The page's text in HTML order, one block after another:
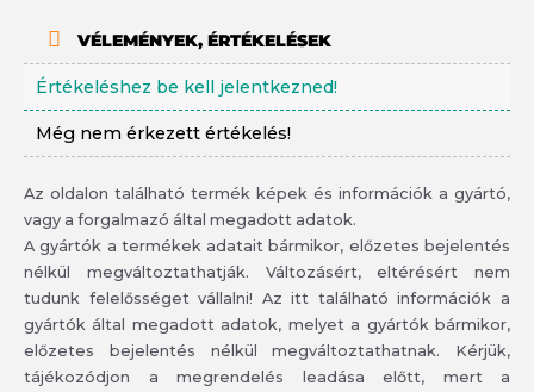
VÉLEMÉNYEK, ÉRTÉKELÉSEK
Értékeléshez be kell jelentkezned!
Még nem érkezett értékelés!
Az oldalon található termék képek és információk a gyártó,
vagy a forgalmazó által megadott adatok.
A gyártók a termékek adatait bármikor, előzetes bejelentés
nélkül megváltoztathatják. Változásért, eltérésért nem
tudunk felelősséget vállalni! Az itt található információk a
gyártók által megadott adatok, melyet a gyártók bármikor,
előzetes bejelentés nélkül megváltoztathatnak. Kérjük,
tájékozódjon a megrendelés leadása előtt, mert a